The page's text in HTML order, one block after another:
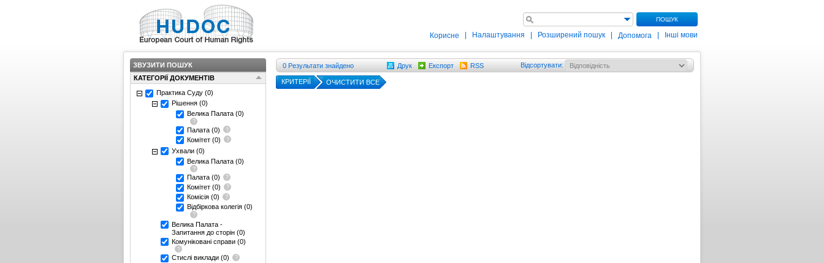
ПОШУК
Корисне Налаштування Розширений пошук Допомога Інші мови
ЗВУЗИТИ ПОШУК
КАТЕГОРІЇ ДОКУМЕНТІВ
Практика Суду (0)
Рішення (0)
Велика Палата (0)
Палата (0)
Комітет (0)
Ухвали (0)
Велика Палата (0)
Палата (0)
Комітет (0)
Комісія (0)
Відбіркова колегія (0)
Велика Палата -
Запитання до сторін (0)
Комуніковані справи (0)
Стислі виклади (0)
0 Результати знайдено Друк Експорт RSS Відсортувати:
КРИТЕРІЇ ОЧИСТИТИ ВСЕ